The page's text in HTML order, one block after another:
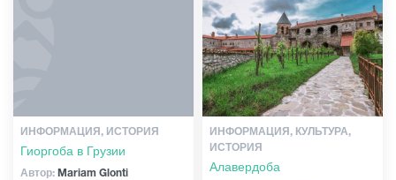
ИНФОРМАЦИЯ, ИСТОРИЯ
Гиоргоба в Грузии
Автор: Mariam Glonti
ИНФОРМАЦИЯ, КУЛЬТУРА,
ИСТОРИЯ
Алавердоба